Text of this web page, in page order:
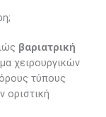
βαριατρική
χειρουργικών
τύπους